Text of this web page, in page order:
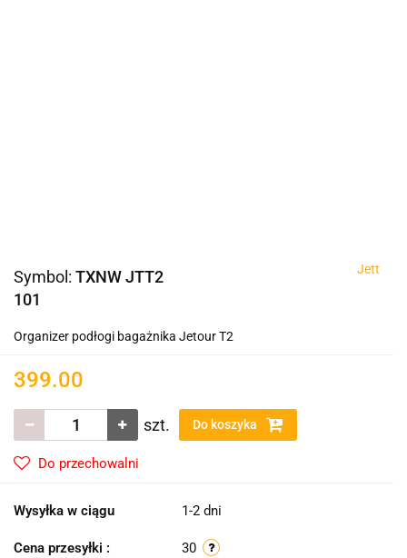
Symbol: TXNW JTT2
101
Jett
Organizer podłogi bagażnika Jetour T2
399.00
szt. Do koszyka
Do przechowalni
Wysyłka w ciągu 1-2 dni
Cena przesyłki : 30